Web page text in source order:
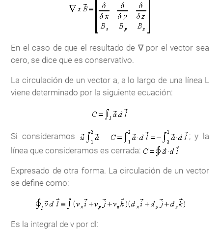
En el caso de que el resultado de ∇ por el vector sea
cero, se dice que es conservativo.
La circulación de un vector a, a lo largo de una línea L
viene determinado por la siguiente ecuación:
Si consideramos
; y la
línea que consideramos es cerrada:
Expresado de otra forma. La circulación de un vector
se define como:
Es la integral de v por dl: